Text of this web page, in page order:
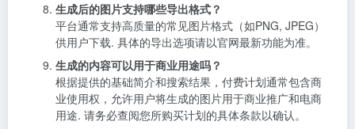
生成后的图片支持哪些导出格式？
平台通常支持高质量的常见图片格式（如PNG, JPEG）
供用户下载. 具体的导出选项请以官网最新功能为准。
生成的内容可以用于商业用途吗？
根据提供的基础简介和搜索结果，付费计划通常包含商
业使用权，允许用户将生成的图片用于商业推广和电商
用途. 请务必查阅您所购买计划的具体条款以确认。